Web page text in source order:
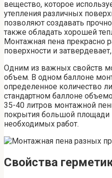
вещество, которое
утепления различных
позволяют создавать
также обладать хорошей
Монтажная пена прекрасно
поверхности и
Одним из важных свойств
объем. В одном баллоне
определенное количество
стандартном баллоне
35-40 литров монтажной
покрытия большой площади
необходимых работ.
Свойства